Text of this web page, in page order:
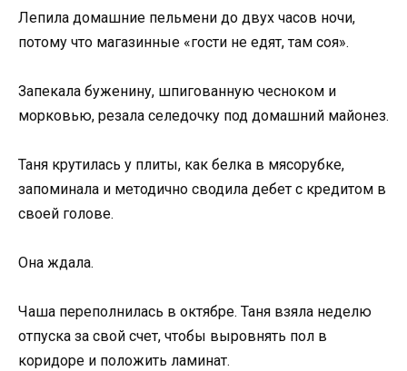
Лепила домашние пельмени до двух часов ночи,
потому что магазинные «гости не едят, там соя».
Запекала буженину, шпигованную чесноком и
морковью, резала селедочку под домашний майонез.
Таня крутилась у плиты, как белка в мясорубке,
запоминала и методично сводила дебет с кредитом в
своей голове.
Она ждала.
Чаша переполнилась в октябре. Таня взяла неделю
отпуска за свой счет, чтобы выровнять пол в
коридоре и положить ламинат.